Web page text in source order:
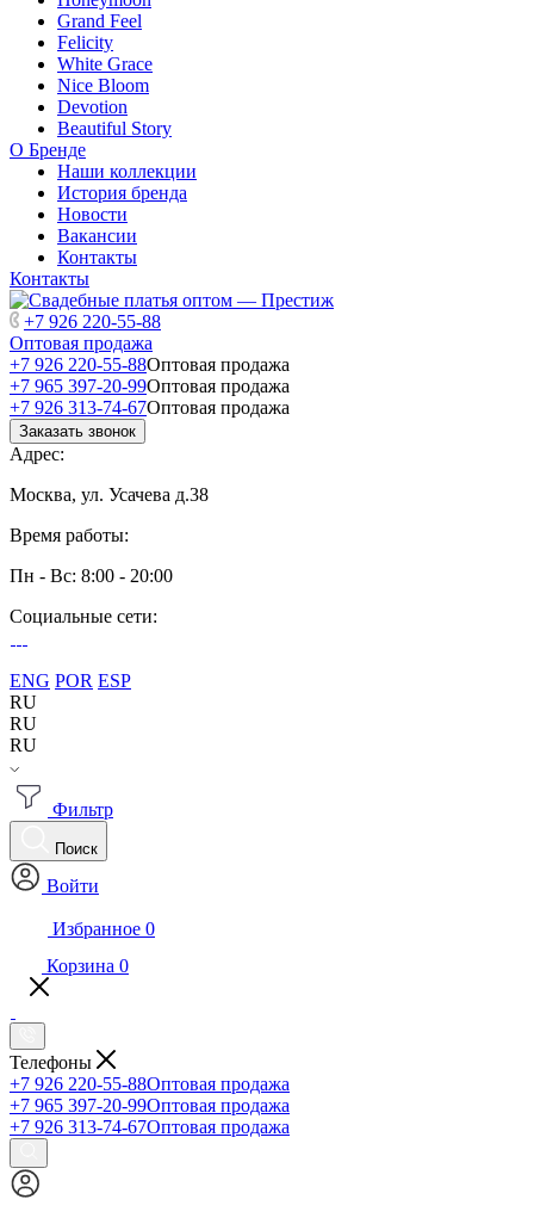
Grand Feel
Felicity
White Grace
Nice Bloom
Devotion
Beautiful Story
О Бренде
Наши коллекции
История бренда
Новости
Вакансии
Контакты
Контакты
+7 926 220-55-88
Оптовая продажа
+7 926 220-55-88Оптовая продажа
+7 965 397-20-99Оптовая продажа
+7 926 313-74-67Оптовая продажа
Заказать звонок
Адрес:
Москва, ул. Усачева д.38
Время работы:
Пн - Вс: 8:00 - 20:00
Социальные сети:
ENG POR ESP
RU
RU
RU
Фильтр
Поиск
Войти
Избранное 0
Корзина 0
Телефоны
+7 926 220-55-88Оптовая продажа
+7 965 397-20-99Оптовая продажа
+7 926 313-74-67Оптовая продажа